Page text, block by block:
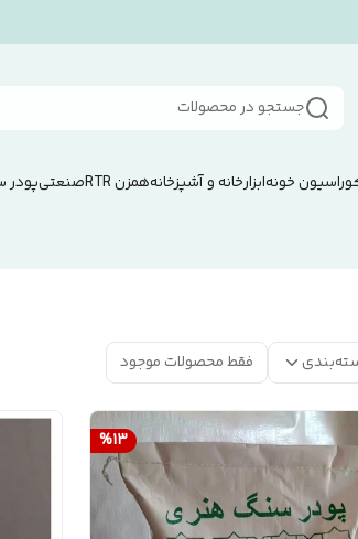
جستجو در محصولات
خونهابزارخانه و آشپزخانههمزن RTRصنعتی
فقط محصولات موجود
%13